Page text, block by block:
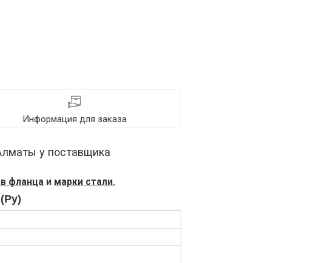
Информация для заказа
у поставщика
фланца и марки стали.